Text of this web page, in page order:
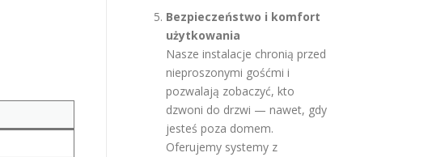
Bezpieczeństwo i komfort
użytkowania
Nasze instalacje chronią przed
nieproszonymi gośćmi i
pozwalają zobaczyć, kto
dzwoni do drzwi — nawet, gdy
jesteś poza domem.
Oferujemy systemy z